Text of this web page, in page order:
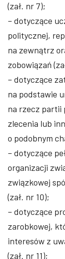
(zał. nr 7);
– dotyczące
politycznej,
na zewnątrz
zobowiązań
– dotyczące
na podstawie
na rzecz partii
zlecenia lub
o podobnym
– dotyczące
organizacji
związkowej
(zał. nr 10);
– dotyczące
zarobkowej,
interesów z
(zał. nr 11);